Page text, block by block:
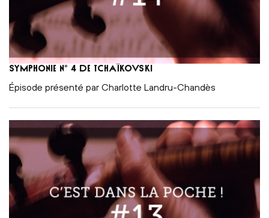
Symphonie n° 4 de Tchaïkovski
Épisode présenté par Charlotte Landru-Chandès